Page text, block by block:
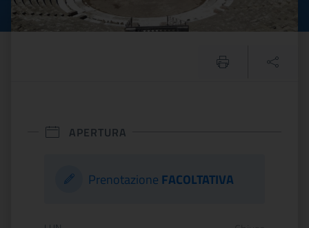
APERTURA
Prenotazione FACOLTATIVA